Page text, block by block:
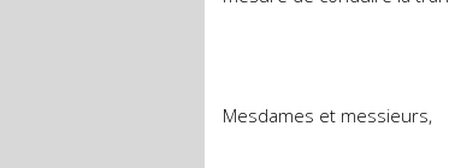
Mesdames et messieurs,